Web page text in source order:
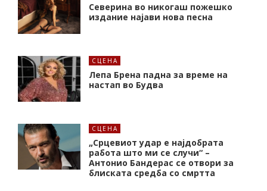
Северина во никогаш пожешко
издание најави нова песна
СЦЕНА
Лепа Брена падна за време на
настап во Будва
СЦЕНА
„Срцевиот удар е најдобрата
работа што ми се случи“ –
Антонио Бандерас се отвори за
блиската средба со смртта